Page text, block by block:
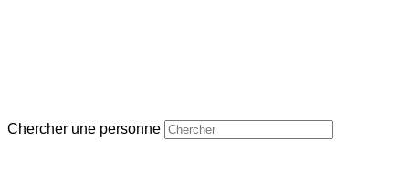
Chercher une personne